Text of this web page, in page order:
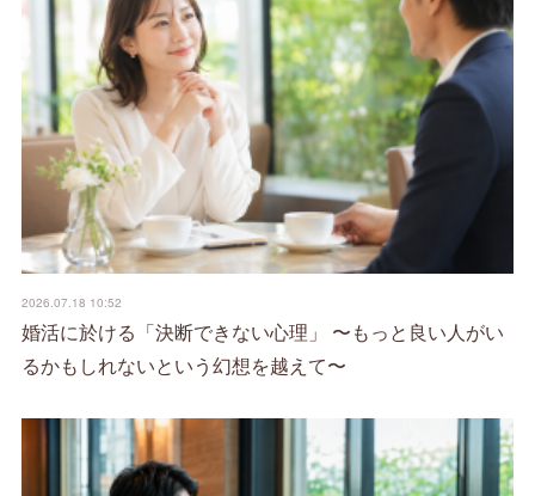
2026.07.18 10:52
婚活に於ける「決断できない心理」 〜もっと良い人がい
るかもしれないという幻想を越えて〜